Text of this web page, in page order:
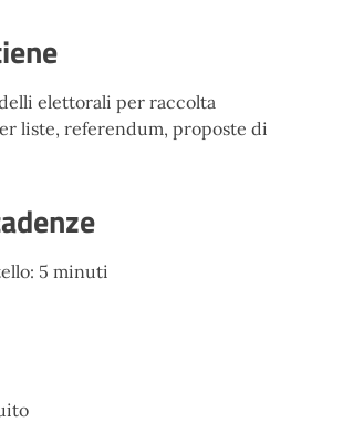
elettorali per raccolta
liste, referendum, proposte di
5 minuti